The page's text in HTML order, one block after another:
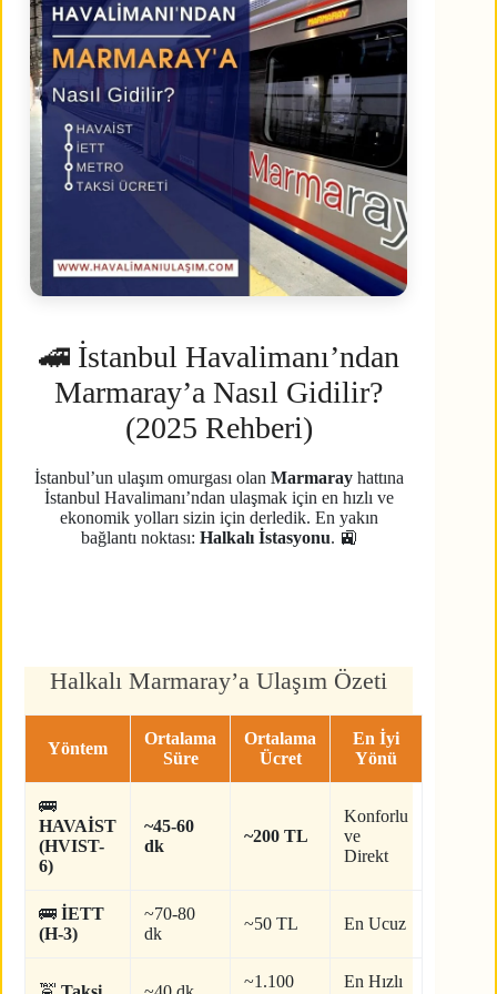
🚄 İstanbul Havalimanı’ndan
Marmaray’a Nasıl Gidilir?
(2025 Rehberi)
İstanbul’un ulaşım omurgası olan Marmarayhattına
İstanbul Havalimanı’ndan ulaşmak için en hızlı ve
ekonomik yolları sizin için derledik. En yakın
bağlantı noktası: Halkalı İstasyonu. 🚉
Halkalı Marmaray’a Ulaşım Özeti
Yöntem
Ortalama
Süre
Ortalama
Ücret
En İyi
Yönü
🚌
HAVAİST
(HVIST-
6)
~45-60
dk
~200 TL
Konforlu
ve
Direkt
🚌 İETT
(H-3)
~70-80
dk
~50 TL En Ucuz
~1.100
En Hızlı